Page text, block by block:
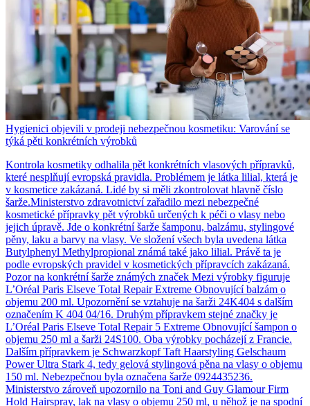
Hygienici objevili v prodeji nebezpečnou kosmetiku: Varování se
týká pěti konkrétních výrobků
Kontrola kosmetiky odhalila pět konkrétních vlasových přípravků,
které nesplňují evropská pravidla. Problémem je látka lilial, která je
v kosmetice zakázaná. Lidé by si měli zkontrolovat hlavně číslo
šarže.Ministerstvo zdravotnictví zařadilo mezi nebezpečné
kosmetické přípravky pět výrobků určených k péči o vlasy nebo
jejich úpravě. Jde o konkrétní šarže šamponu, balzámu, stylingové
pěny, laku a barvy na vlasy. Ve složení všech byla uvedena látka
Butylphenyl Methylpropional známá také jako lilial. Právě ta je
podle evropských pravidel v kosmetických přípravcích zakázaná.
Pozor na konkrétní šarže známých značek Mezi výrobky figuruje
L’Oréal Paris Elseve Total Repair Extreme Obnovující balzám o
objemu 200 ml. Upozornění se vztahuje na šarži 24K404 s dalším
označením K 404 04/16. Druhým přípravkem stejné značky je
L’Oréal Paris Elseve Total Repair 5 Extreme Obnovující šampon o
objemu 250 ml a šarži 24S100. Oba výrobky pocházejí z Francie.
Dalším přípravkem je Schwarzkopf Taft Haarstyling Gelschaum
Power Ultra Stark 4, tedy gelová stylingová pěna na vlasy o objemu
150 ml. Nebezpečnou byla označena šarže 0924435236.
Ministerstvo zároveň upozornilo na Toni and Guy Glamour Firm
Hold Hairspray, lak na vlasy o objemu 250 ml, u něhož je na spodní